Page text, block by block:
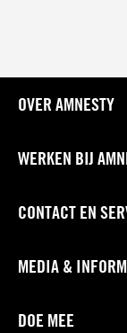
OVER AMNESTY
WERKEN BIJ
CONTACT EN
MEDIA &
DOE MEE